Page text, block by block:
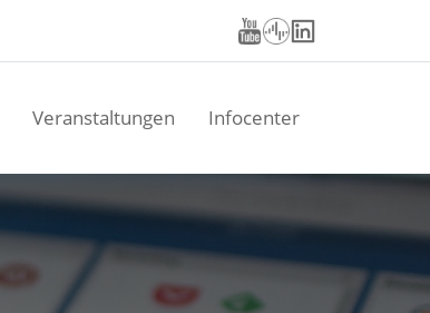
Veranstaltungen Infocenter